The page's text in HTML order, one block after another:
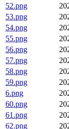
52.png
53.png
54.png
55.png
56.png
57.png
58.png
59.png
6.png
60.png
61.png
62.png